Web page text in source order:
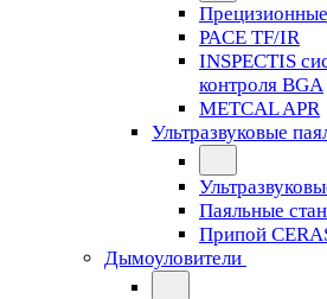
PACE TF/IR
INSPECTIS
контроля BGA
METCAL APR
Ультразвуковые
Паяльные
Припой
Дымоуловители